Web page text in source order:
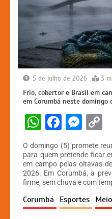
5 de julho de 2026 3
Frio, cobertor e Brasil em
em Corumbá neste domingo
W
h
at
s
A
p
F
a
c
e
b
o
M
s
s
e
n
p
y
n
O domingo (5) promete
para quem pretende ficar
em campo pelas oitavas
2026. Em Corumbá, a
firme, sem chuva e com
Corumbá Esportes